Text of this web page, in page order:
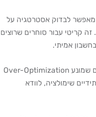
AmiBroker מאפשר לבדוק אסטרטגיה על
קריטי עבור סוחרים שרוצים
אמיתי.
כלי מתקדם שמונע Over-Optimization
שימולציה, לוודא